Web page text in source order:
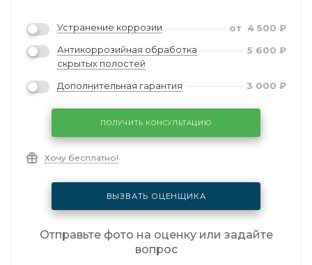
Устранение коррозии от 4 500 ₽
Антикоррозийная обработка
скрытых полостей
5 600 ₽
Дополнительная гарантия 3 000 ₽
ПОЛУЧИТЬ КОНСУЛЬТАЦИЮ
Хочу бесплатно!
ВЫЗВАТЬ ОЦЕНЩИКА
Отправьте фото на оценку или задайте
вопрос